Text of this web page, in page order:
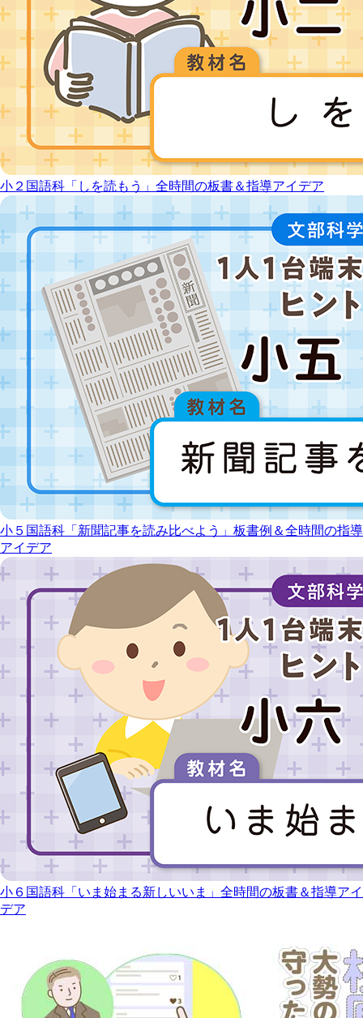
小２国語科「しを読もう」全時間の板書＆指導アイデア
小５国語科「新聞記事を読み比べよう」板書例＆全時間の指導
アイデア
小６国語科「いま始まる新しいいま」全時間の板書＆指導アイ
デア